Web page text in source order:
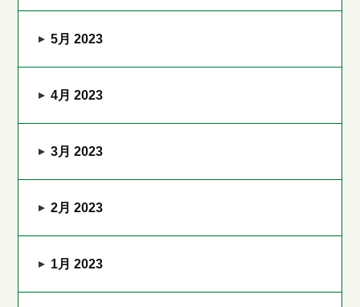
5月 2023
4月 2023
3月 2023
2月 2023
1月 2023